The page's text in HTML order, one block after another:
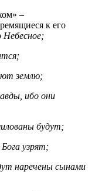
–
к его
Небесное;
землю;
ибо они
будут;
узрят;
наречены сынами